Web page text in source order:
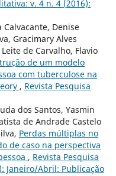
v. 4 n. 4 (2016):
Denise
Gracimary Alves
de Carvalho, Flavio
de um modelo
com tuberculose na
, Revista Pesquisa
dos Santos, Yasmin
de Andrade Castelo
Perdas múltiplas no
de caso na perspectiva
, Revista Pesquisa
Janeiro/Abril: Publicação